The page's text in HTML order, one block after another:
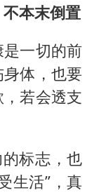
本末倒置
一切的前
体，也要
若会透支
标志，也
生活”，真